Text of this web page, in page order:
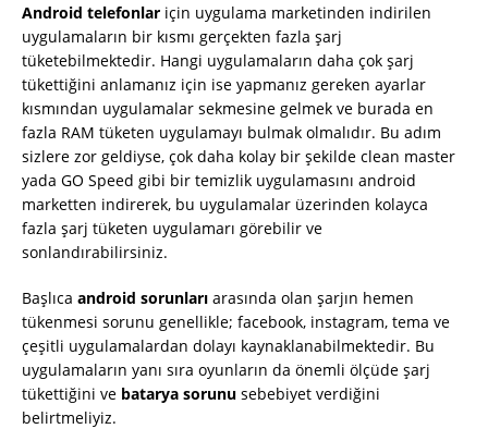
Android telefonlar için uygulama marketinden indirilen
uygulamaların bir kısmı gerçekten fazla şarj
tüketebilmektedir. Hangi uygulamaların daha çok şarj
tükettiğini anlamanız için ise yapmanız gereken ayarlar
kısmından uygulamalar sekmesine gelmek ve burada en
fazla RAM tüketen uygulamayı bulmak olmalıdır. Bu adım
sizlere zor geldiyse, çok daha kolay bir şekilde clean master
yada GO Speed gibi bir temizlik uygulamasını android
marketten indirerek, bu uygulamalar üzerinden kolayca
fazla şarj tüketen uygulamarı görebilir ve
sonlandırabilirsiniz.
Başlıca android sorunları arasında olan şarjın hemen
tükenmesi sorunu genellikle; facebook, instagram, tema ve
çeşitli uygulamalardan dolayı kaynaklanabilmektedir. Bu
uygulamaların yanı sıra oyunların da önemli ölçüde şarj
tükettiğini ve batarya sorunu sebebiyet verdiğini
belirtmeliyiz.